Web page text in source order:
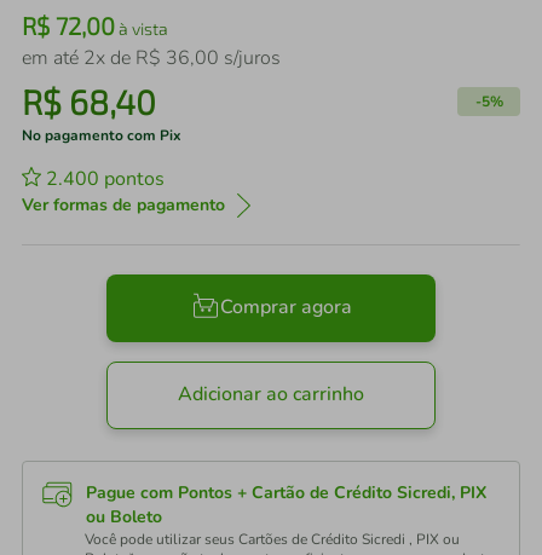
R$ 72,00à vista
em até 2x de R$ 36,00 s/juros
R$ 68,40 -5%
No pagamento com Pix
2.400 pontos
Ver formas de pagamento
Comprar agora
Adicionar ao carrinho
Pague com Pontos + Cartão de Crédito Sicredi, PIX
ou Boleto
Você pode utilizar seus Cartões de Crédito Sicredi , PIX ou